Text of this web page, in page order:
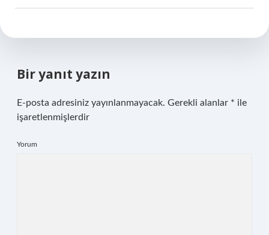
Bir yanıt yazın
E-posta adresiniz yayınlanmayacak. Gerekli alanlar * ile
işaretlenmişlerdir
Yorum